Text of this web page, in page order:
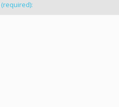
(required):